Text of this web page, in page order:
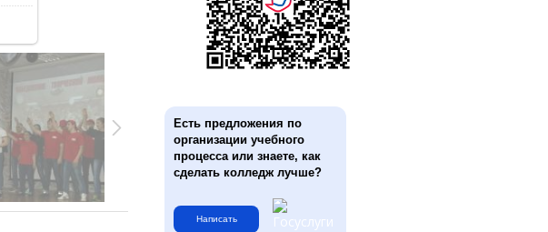
Есть предложения по
организации учебного
процесса или знаете, как
сделать колледж лучше?
Написать